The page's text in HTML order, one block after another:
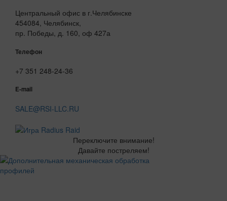
Центральный офис в г.Челябинске
454084, Челябинск,
пр. Победы, д. 160, оф 427а
Телефон
+7 351 248-24-36
E-mail
SALE@RSI-LLC.RU
Переключите внимание!
Давайте постреляем!